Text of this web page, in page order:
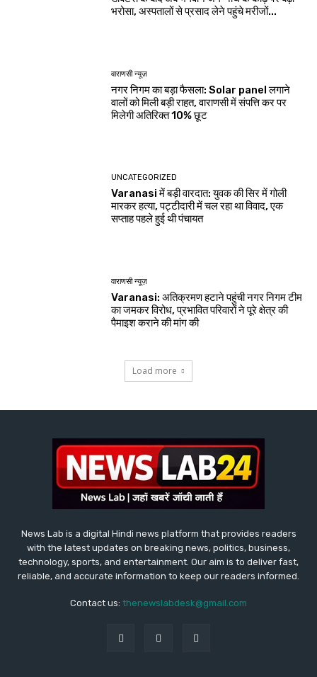
भरोसा, अस्पतालों से प्रसाद लेने पहुंचे मरीजों...
वाराणसी न्यूज़
नगर निगम का बड़ा फैसला: Solar panel लगाने
वालों को मिली बड़ी राहत, वाराणसी में संपत्ति कर पर
मिलेगी अतिरिक्त 10% छूट
UNCATEGORIZED
Varanasi में बड़ी वारदात: युवक की सिर में गोली
मारकर हत्या, पट्टीदारी में चल रहा था विवाद, एक
सप्ताह पहले हुई थी पंचायत
वाराणसी न्यूज़
Varanasi: अतिक्रमण हटाने पहुंची नगर निगम टीम
का जमकर विरोध, प्रभावित परिवारों ने पूरे क्षेत्र की
पैमाइश कराने की मांग की
Load more
News Lab is a digital Hindi news platform that provides readers
with the latest updates on breaking news, politics, business,
technology, sports, and entertainment. Our aim is to deliver fast,
reliable, and accurate information to keep our readers informed.
Contact us: thenewslabdesk@gmail.com